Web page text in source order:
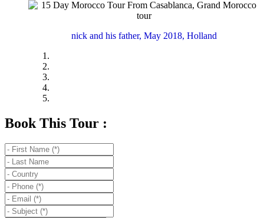
nick and his father, May 2018, Holland
Book This Tour :